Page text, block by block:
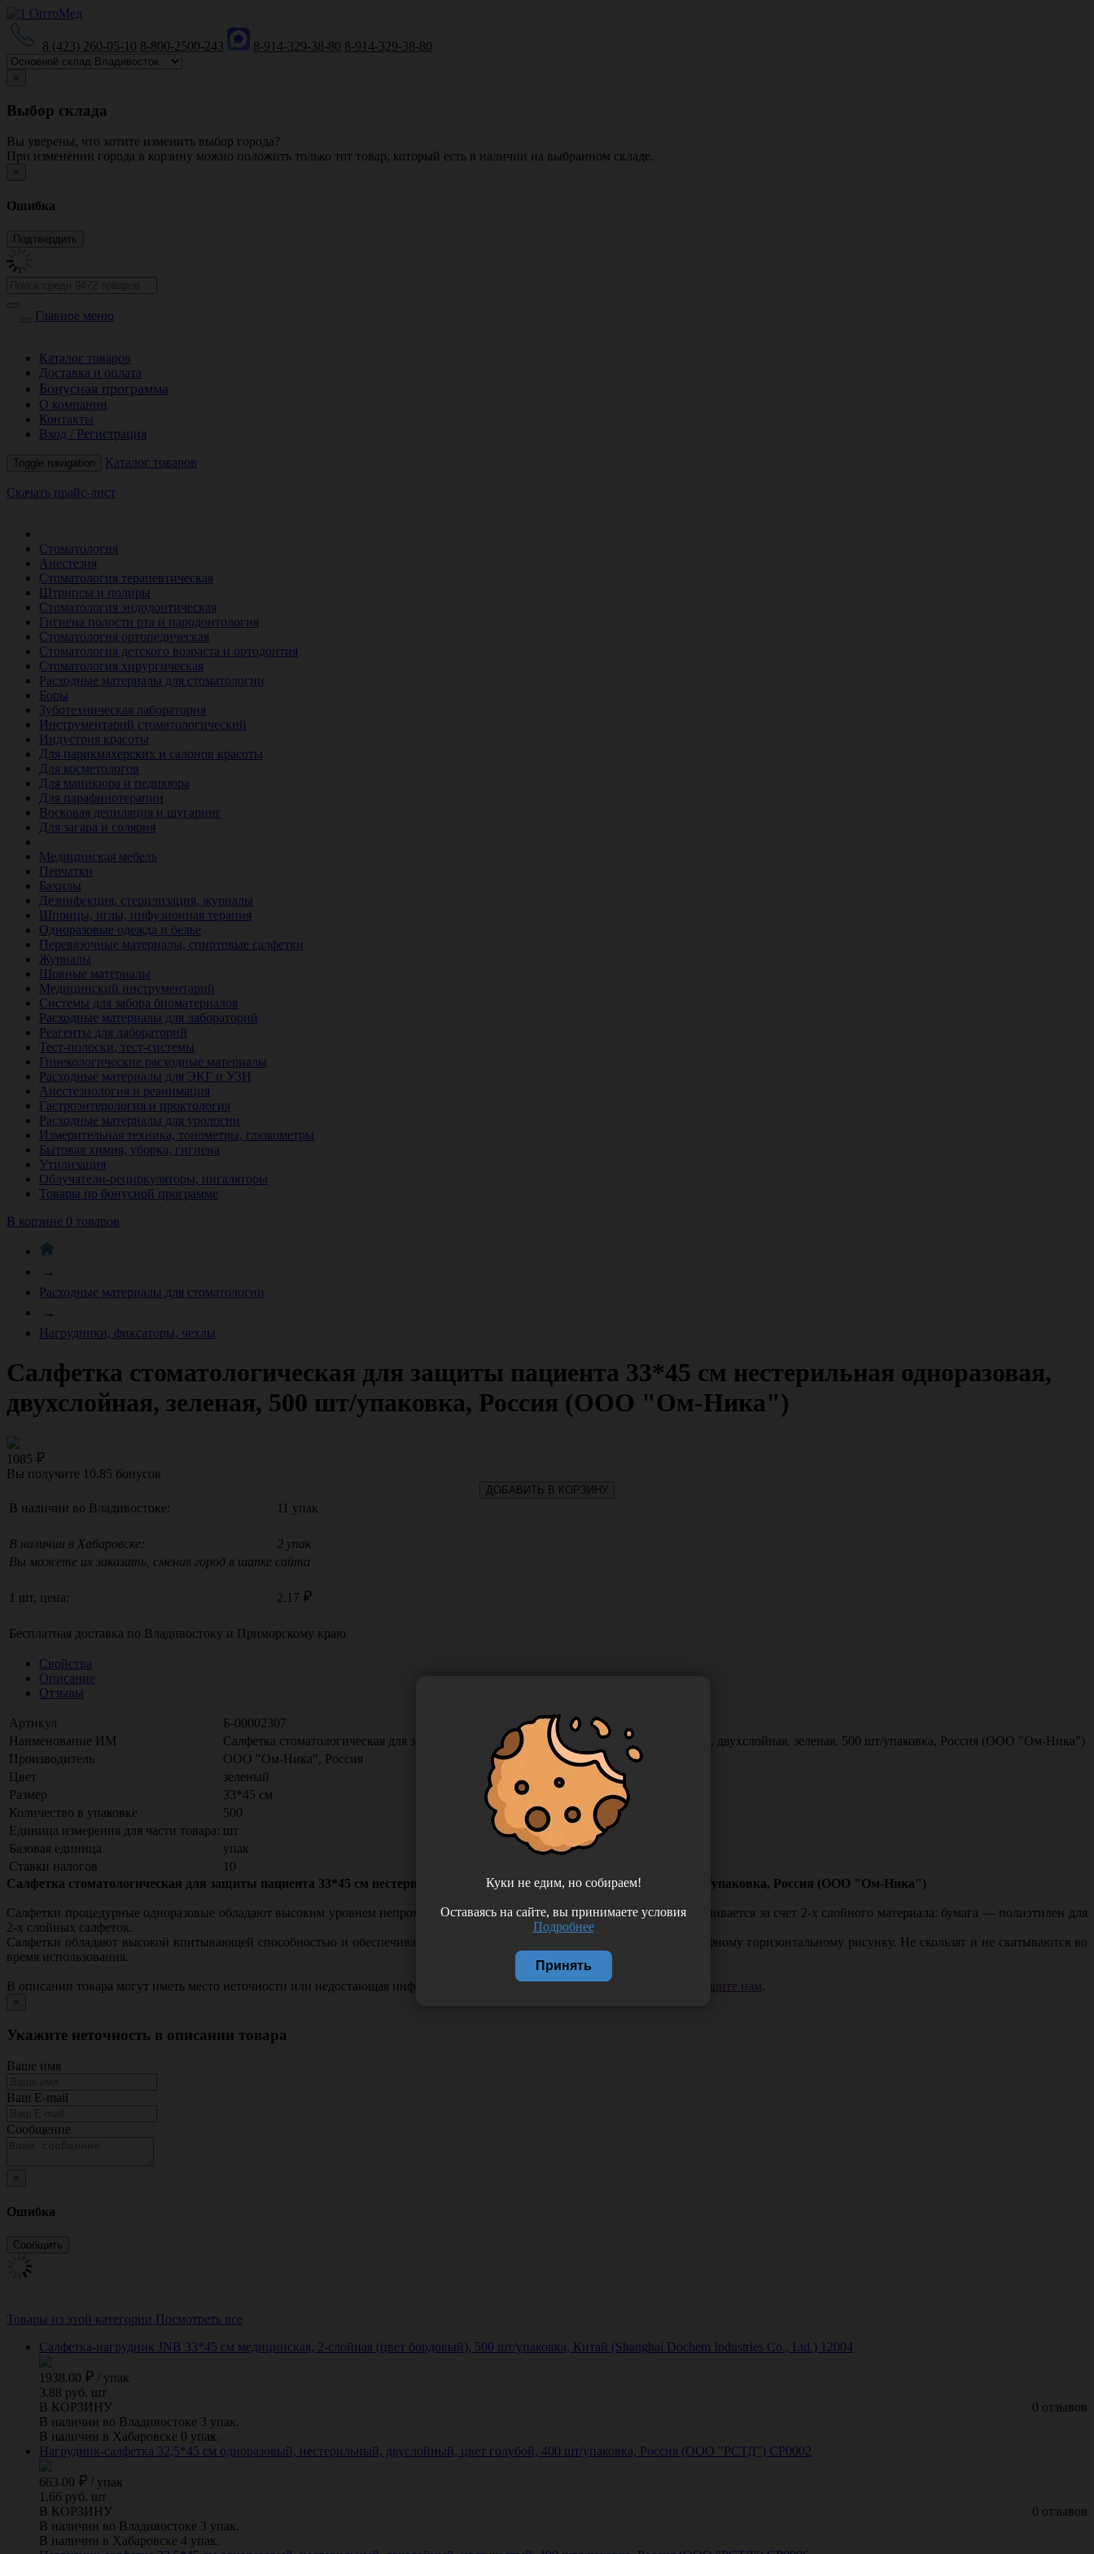
8 (423) 260-05-10 8-800-2500-243 8-914-329-38-80 8-914-329-38-80
×
Выбор склада
Вы уверены, что хотите изменить выбор города?
При изменении города в корзину можно положить только тот товар, который есть в наличии на выбранном складе.
×
Ошибка
Главное меню
Каталог товаров
Доставка и оплата
Бонусная программа
О компании
Контакты
Вход / Регистрация
Toggle navigation Каталог товаров
Скачать прайс-лист
Стоматология
Анестезия
Стоматология терапевтическая
Штрипсы и полиры
Стоматология эндодонтическая
Гигиена полости рта и пародонтология
Стоматология ортопедическая
Стоматология детского возраста и ортодонтия
Стоматология хирургическая
Расходные материалы для стоматологии
Боры
Зуботехническая лаборатория
Инструментарий стоматологический
Индустрия красоты
Для парикмахерских и салонов красоты
Для косметологов
Для маникюра и педикюра
Для парафинотерапии
Восковая депиляция и шугаринг
Для загара и солярия
Медицинская мебель
Перчатки
Бахилы
Дезинфекция, стерилизация, журналы
Шприцы, иглы, инфузионная терапия
Одноразовые одежда и белье
Перевязочные материалы, спиртовые салфетки
Журналы
Шовные материалы
Медицинский инструментарий
Системы для забора биоматериалов
Расходные материалы для лабораторий
Реагенты для лабораторий
Тест-полоски, тест-системы
Гинекологические расходные материалы
Расходные материалы для ЭКГ и УЗИ
Анестезиология и реанимация
Гастроэнтерология и проктология
Расходные материалы для урологии
Измерительная техника, тонометры, глюкометры
Бытовая химия, уборка, гигиена
Утилизация
Облучатели-рециркуляторы, ингаляторы
Товары по бонусной программе
В корзине 0 товаров
→
Расходные материалы для стоматологии
→
Нагрудники, фиксаторы, чехлы
Салфетка стоматологическая для защиты пациента 33*45 см нестерильная одноразовая,
двухслойная, зеленая, 500 шт/упаковка, Россия (ООО "Ом-Ника")
1085
Вы получите 10.85 бонусов
ДОБАВИТЬ В КОРЗИНУ
В наличии во Владивостоке: 11 упак
В наличии в Хабаровске:
2 упак
Вы можете их заказать, сменив город в шапке сайта
1 шт, цена: 2.17
Бесплатная доставка по Владивостоку и Приморскому краю
Свойства
Описание
Отзывы
Артикул
Б-00002307
Наименование ИМ
Салфетка стоматологическая для защиты пациента 33*45 см нестерильная одноразовая, двухслойная, зеленая, 500 шт/упаковка, Россия (ООО "Ом-Ника")
Производитель
ООО "Ом-Ника", Россия
Цвет
зеленый
Размер
33*45 см
Количество в упаковке
500
Единица измерения для части товара: шт
Базовая единица
упак
Ставки налогов
10
Салфетка стоматологическая для защиты пациента 33*45 см нестерильная одноразовая, двухслойная, зеленая, 500 шт/упаковка, Россия (ООО "Ом-Ника")
Салфетки процедурные одноразовые обладают высоким уровнем непромокаемости и впитываемости влаги, которая обеспечивается за счет 2-х слойного материала: бумага — полиэтилен для
2-х слойных салфеток.
Салфетки обладают высокой впитывающей способностью и обеспечивают отличный барьер против влаги благодаря рельефному горизонтальному рисунку. Не скользят и не скатываются во
время использования.
В описании товара могут иметь место неточности или недостающая информация. Если вы заметили такую проблему — сообщите нам.
×
Укажите неточность в описании товара
Ваше имя
Ваш E-mail
Сообщение
×
Ошибка
Товары из этой категории Посмотреть все
Салфетка-нагрудник JNB 33*45 см медицинская, 2-слойная (цвет бордовый), 500 шт/упаковка, Китай (Shanghai Dochem Industries Co., Ltd.) 12004
1938.00 / упак
3.88 руб. шт
0 отзывов
В КОРЗИНУ
В наличии во Владивостоке 3 упак.
В наличии в Хабаровске 0 упак.
Нагрудник-салфетка 32,5*45 см одноразовый, нестерильный, двуслойный, цвет голубой, 400 шт/упаковка, Россия (ООО "РСТД") СР0002
663.00 / упак
1.66 руб. шт
0 отзывов
В КОРЗИНУ
В наличии во Владивостоке 3 упак.
В наличии в Хабаровске 4 упак.
Куки не едим, но собираем!
Оставаясь на сайте, вы принимаете условия
Подробнее
Принять